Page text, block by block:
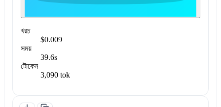
খরচ
$0.009
সময়
39.6s
টোকেন
3,090 tok